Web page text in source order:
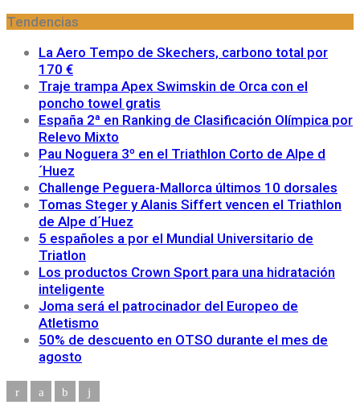
Tendencias
La Aero Tempo de Skechers, carbono total por
170 €
Traje trampa Apex Swimskin de Orca con el
poncho towel gratis
España 2ª en Ranking de Clasificación Olímpica por
Relevo Mixto
Pau Noguera 3º en el Triathlon Corto de Alpe d
´Huez
Challenge Peguera-Mallorca últimos 10 dorsales
Tomas Steger y Alanis Siffert vencen el Triathlon
de Alpe d´Huez
5 españoles a por el Mundial Universitario de
Triatlon
Los productos Crown Sport para una hidratación
inteligente
Joma será el patrocinador del Europeo de
Atletismo
50% de descuento en OTSO durante el mes de
agosto